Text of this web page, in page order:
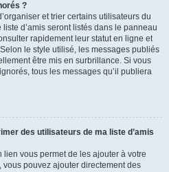
?
et trier certains utilisateurs du
d’amis seront listés dans le panneau
rapidement leur statut en ligne et
le style utilisé, les messages publiés
être mis en surbrillance. Si vous
tous les messages qu’il publiera
des utilisateurs de ma liste d’amis
lien vous permet de les ajouter à votre
vous pouvez ajouter directement des